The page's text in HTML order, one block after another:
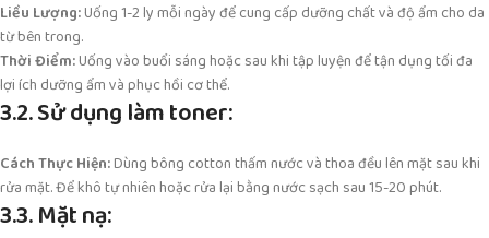
Liều Lượng:Uống 1-2 ly mỗi ngày để cung cấp dưỡng chất và độ ẩm cho da
từ bên trong.
Thời Điểm:Uống vào buổi sáng hoặc sau khi tập luyện để tận dụng tối đa
lợi ích dưỡng ẩm và phục hồi cơ thể.
3.2. Sử dụng làm toner:
Cách Thực Hiện:Dùng bông cotton thấm nước và thoa đều lên mặt sau khi
rửa mặt. Để khô tự nhiên hoặc rửa lại bằng nước sạch sau 15-20 phút.
3.3. Mặt nạ: